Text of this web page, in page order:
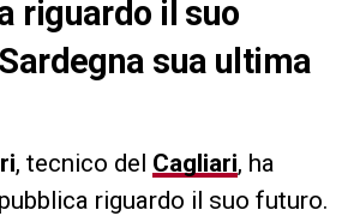
riguardo il suo
sua ultima
, tecnico del Cagliari, ha
riguardo il suo futuro.